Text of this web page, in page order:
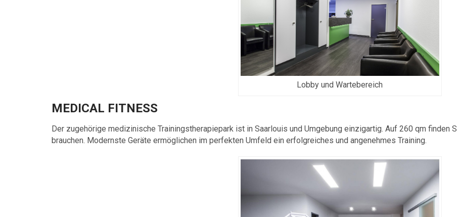
Lobby und Wartebereich
MEDICAL FITNESS
Der zugehörige medizinische Trainingstherapiepark ist in Saarlouis und Umgebung einzigartig. Auf 260 qm
brauchen. Modernste Geräte ermöglichen im perfekten Umfeld ein erfolgreiches und angenehmes Training.